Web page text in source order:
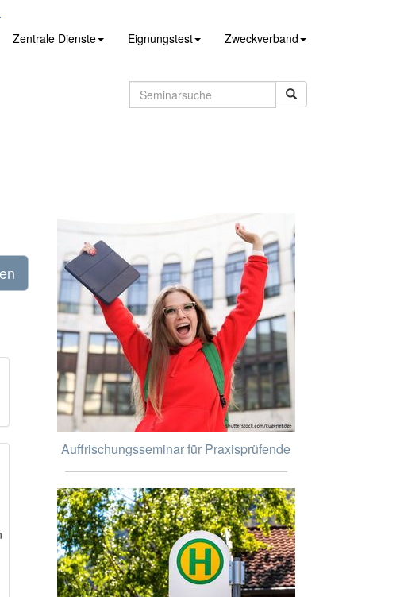
Zentrale Dienste Eignungstest Zweckverband
Auffrischungsseminar für Praxisprüfende